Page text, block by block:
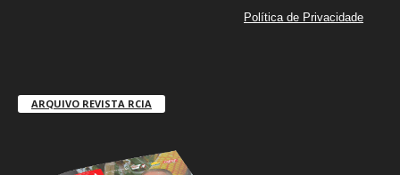
Política de Privacidade
ARQUIVO REVISTA RCIA